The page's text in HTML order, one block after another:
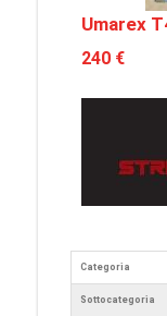
Umarex
240 €
Categoria
Sottocategoria